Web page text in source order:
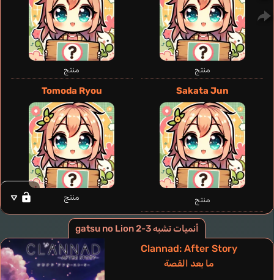
منتج منتج
Sakata Jun
منتج
Tomoda Ryou
منتج
Kiriyama Rei
Kawanishi Kengo
أنميات تشبه 3-gatsu no Lion 2
Clannad: After Story
ما بعد القصة